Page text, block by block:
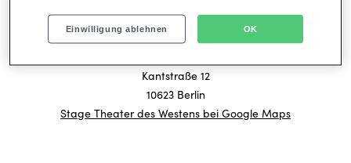
Adresse (Navigation)
Kantstraße 12
10623 Berlin
Stage Theater des Westens bei Google Maps
Einwilligung ablehnen OK